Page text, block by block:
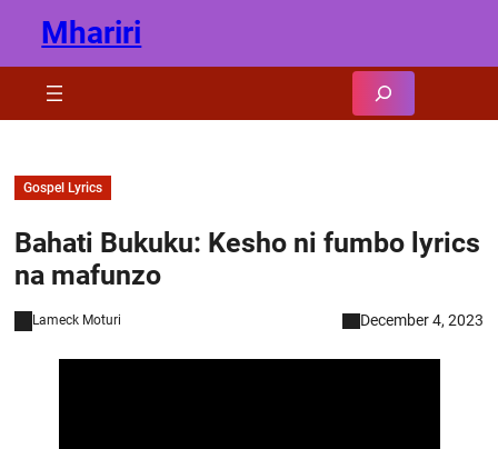
content
Mhariri
Gospel Lyrics
Bahati Bukuku: Kesho ni fumbo lyrics
na mafunzo
Lameck Moturi December 4, 2023